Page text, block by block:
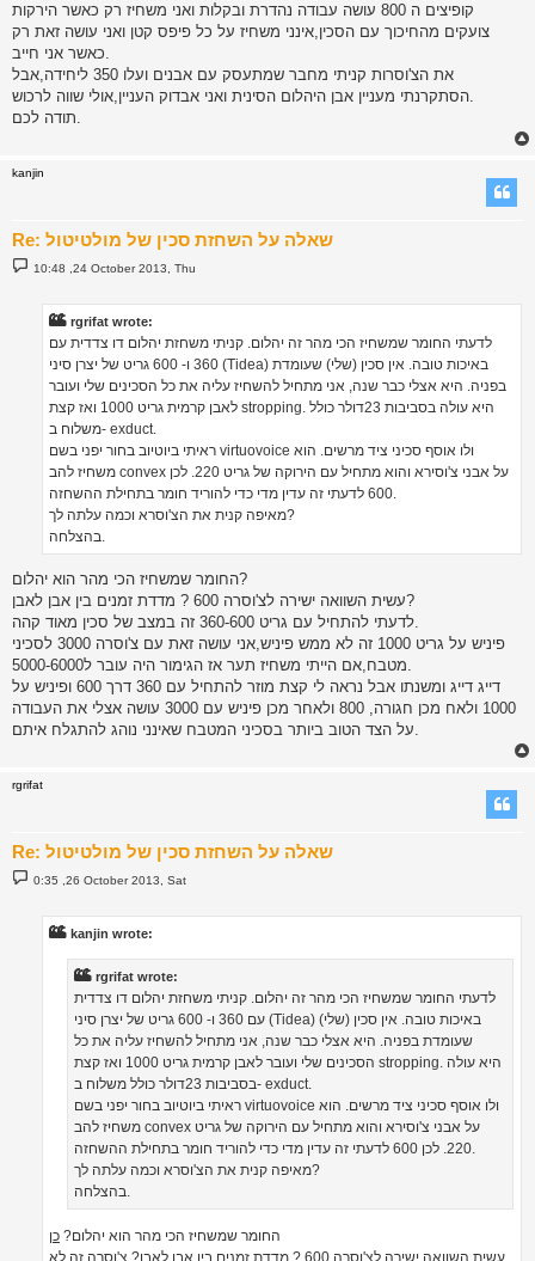
קופיצים ה 800 עושה עבודה נהדרת ובקלות ואני משחיז רק כאשר הירקות
צועקים מהחיכוך עם הסכין,אינני משחיז על כל פיפס קטן ואני עושה זאת רק
כאשר אני חייב.
את הצ'וסרות קניתי מחבר שמתעסק עם אבנים ועלו 350 ליחידה,אבל
הסתקרנתי מעניין אבן היהלום הסינית ואני אבדוק העניין,אולי שווה לרכוש.
תודה לכם.
kanjin
Re: שאלה על השחזת סכין של מולטיטול
P
o
10:48 ,24 October 2013, Thu
rgrifat wrote:
לדעתי החומר שמשחיז הכי מהר זה יהלום. קניתי משחזת יהלום דו צדדית עם
360 ו- 600 גריט של יצרן סיני (Tidea) באיכות טובה. אין סכין (שלי) שעומדת
בפניה. היא אצלי כבר שנה, אני מתחיל להשחיז עליה את כל הסכינים שלי ועובר
לאבן קרמית גריט 1000 ואז קצת stropping. היא עולה בסביבות 23דולר כולל
משלוח ב- exduct.
ראיתי ביוטיוב בחור יפני בשם virtuovoice ולו אוסף סכיני ציד מרשים. הוא
משחיז להב convex על אבני צ'וסירא והוא מתחיל עם הירוקה של גריט 220. לכן
600 לדעתי זה עדין מדי כדי להוריד חומר בתחילת ההשחזה.
מאיפה קנית את הצ'וסרא וכמה עלתה לך?
בהצלחה.
החומר שמשחיז הכי מהר הוא יהלום?
עשית השוואה ישירה לצ'וסרה 600 ? מדדת זמנים בין אבן לאבן?
לדעתי להתחיל עם גריט 360-600 זה במצב של סכין מאוד קהה.
פיניש על גריט 1000 זה לא ממש פיניש,אני עושה זאת עם צ'וסרה 3000 לסכיני
מטבח,אם הייתי משחיז תער אז הגימור היה עובר ל5000-6000.
דייג דייג ומשנתו אבל נראה לי קצת מוזר להתחיל עם 360 דרך 600 ופיניש על
1000 ולאח מכן חגורה, 800 ולאחר מכן פיניש עם 3000 עושה אצלי את העבודה
על הצד הטוב ביותר בסכיני המטבח שאינני נוהג להתגלח איתם.
rgrifat
Re: שאלה על השחזת סכין של מולטיטול
P
o
0:35 ,26 October 2013, Sat
kanjin wrote:
rgrifat wrote:
לדעתי החומר שמשחיז הכי מהר זה יהלום. קניתי משחזת יהלום דו צדדית
עם 360 ו- 600 גריט של יצרן סיני (Tidea) באיכות טובה. אין סכין (שלי)
שעומדת בפניה. היא אצלי כבר שנה, אני מתחיל להשחיז עליה את כל
הסכינים שלי ועובר לאבן קרמית גריט 1000 ואז קצת stropping. היא עולה
בסביבות 23דולר כולל משלוח ב- exduct.
ראיתי ביוטיוב בחור יפני בשם virtuovoice ולו אוסף סכיני ציד מרשים. הוא
משחיז להב convex על אבני צ'וסירא והוא מתחיל עם הירוקה של גריט
220. לכן 600 לדעתי זה עדין מדי כדי להוריד חומר בתחילת ההשחזה.
מאיפה קנית את הצ'וסרא וכמה עלתה לך?
בהצלחה.
החומר שמשחיז הכי מהר הוא יהלום? כן
עשית השוואה ישירה לצ'וסרה 600 ? מדדת זמנים בין אבן לאבן?
צ'וסרה זה לא